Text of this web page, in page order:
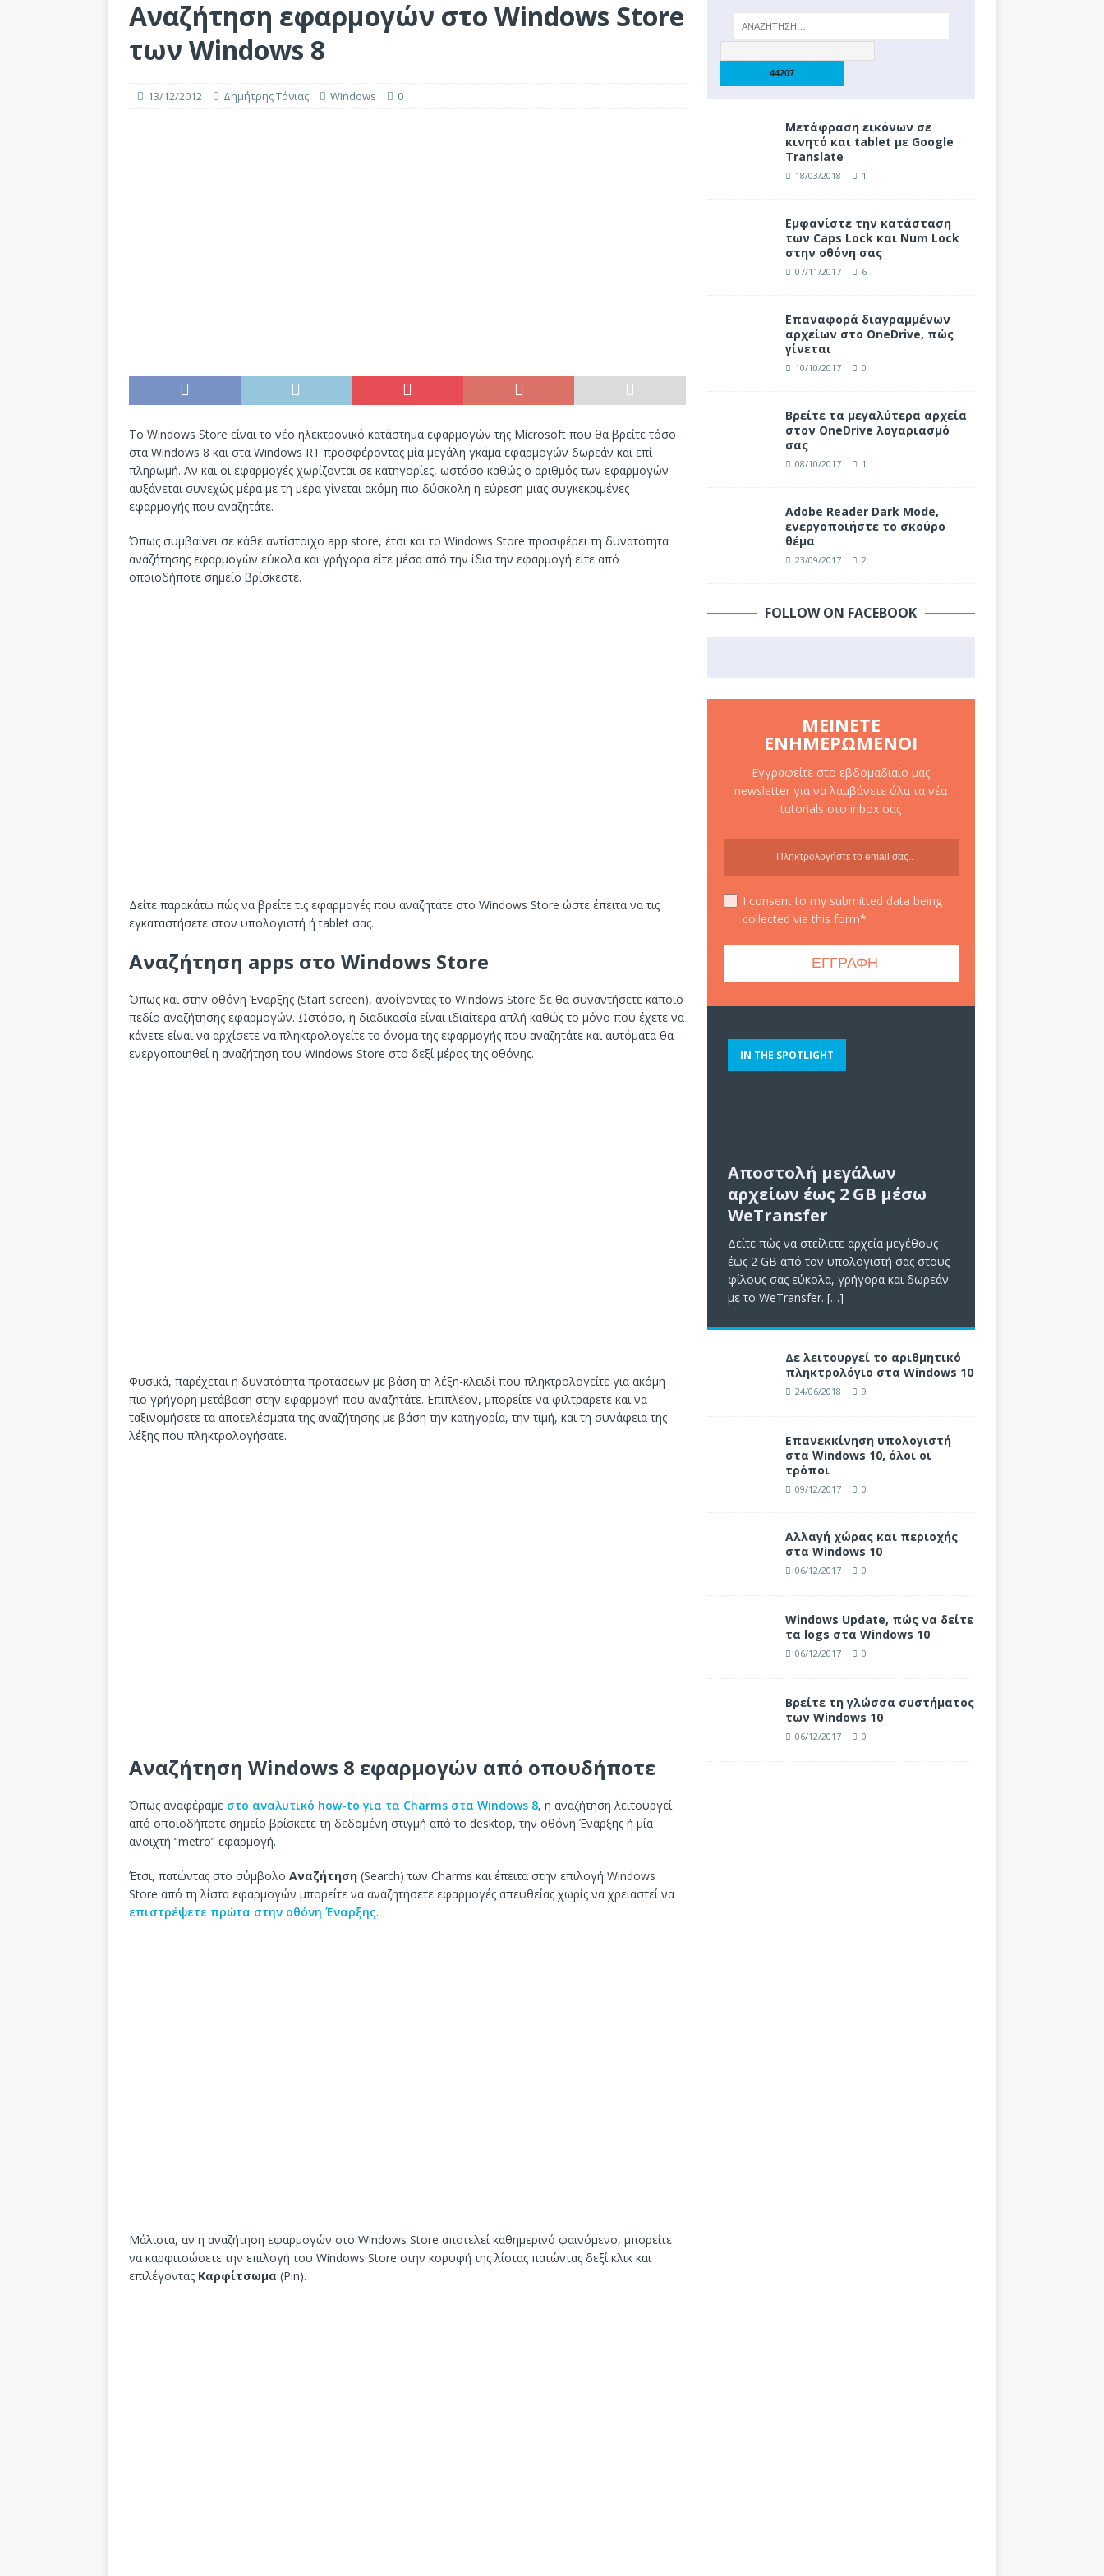
Αναζήτηση εφαρμογών στο Windows Store
των Windows 8
13/12/2012 Δημήτρης Τόνιας Windows 0
Το Windows Store είναι το νέο ηλεκτρονικό κατάστημα εφαρμογών της Microsoft που θα βρείτε τόσο
στα Windows 8 και στα Windows RT προσφέροντας μία μεγάλη γκάμα εφαρμογών δωρεάν και επί
πληρωμή. Αν και οι εφαρμογές χωρίζονται σε κατηγορίες, ωστόσο καθώς ο αριθμός των εφαρμογών
αυξάνεται συνεχώς μέρα με τη μέρα γίνεται ακόμη πιο δύσκολη η εύρεση μιας συγκεκριμένες
εφαρμογής που αναζητάτε.
Όπως συμβαίνει σε κάθε αντίστοιχο app store, έτσι και το Windows Store προσφέρει τη δυνατότητα
αναζήτησης εφαρμογών εύκολα και γρήγορα είτε μέσα από την ίδια την εφαρμογή είτε από
οποιοδήποτε σημείο βρίσκεστε.
Δείτε παρακάτω πώς να βρείτε τις εφαρμογές που αναζητάτε στο Windows Store ώστε έπειτα να τις
εγκαταστήσετε στον υπολογιστή ή tablet σας.
Αναζήτηση apps στο Windows Store
Όπως και στην οθόνη Έναρξης (Start screen), ανοίγοντας το Windows Store δε θα συναντήσετε κάποιο
πεδίο αναζήτησης εφαρμογών. Ωστόσο, η διαδικασία είναι ιδιαίτερα απλή καθώς το μόνο που έχετε να
κάνετε είναι να αρχίσετε να πληκτρολογείτε το όνομα της εφαρμογής που αναζητάτε και αυτόματα θα
ενεργοποιηθεί η αναζήτηση του Windows Store στο δεξί μέρος της οθόνης.
Φυσικά, παρέχεται η δυνατότητα προτάσεων με βάση τη λέξη-κλειδί που πληκτρολογείτε για ακόμη
πιο γρήγορη μετάβαση στην εφαρμογή που αναζητάτε. Επιπλέον, μπορείτε να φιλτράρετε και να
ταξινομήσετε τα αποτελέσματα της αναζήτησης με βάση την κατηγορία, την τιμή, και τη συνάφεια της
λέξης που πληκτρολογήσατε.
Αναζήτηση Windows 8 εφαρμογών από οπουδήποτε
Όπως αναφέραμε στο αναλυτικό how-to για τα Charms στα Windows 8, η αναζήτηση λειτουργεί
από οποιοδήποτε σημείο βρίσκετε τη δεδομένη στιγμή από το desktop, την οθόνη Έναρξης ή μία
ανοιχτή “metro” εφαρμογή.
Έτσι, πατώντας στο σύμβολο Αναζήτηση (Search) των Charms και έπειτα στην επιλογή Windows
Store από τη λίστα εφαρμογών μπορείτε να αναζητήσετε εφαρμογές απευθείας χωρίς να χρειαστεί να
επιστρέψετε πρώτα στην οθόνη Έναρξης.
Μάλιστα, αν η αναζήτηση εφαρμογών στο Windows Store αποτελεί καθημερινό φαινόμενο, μπορείτε
να καρφιτσώσετε την επιλογή του Windows Store στην κορυφή της λίστας πατώντας δεξί κλικ και
επιλέγοντας Καρφίτσωμα (Pin).
Μετάφραση εικόνων σε
κινητό και tablet με Google
Translate
18/03/2018 1
Eμφανίστε την κατάσταση
των Caps Lock και Num Lock
στην οθόνη σας
07/11/2017 6
Επαναφορά διαγραμμένων
αρχείων στο OneDrive, πώς
γίνεται
10/10/2017 0
Βρείτε τα μεγαλύτερα αρχεία
στον OneDrive λογαριασμό
σας
08/10/2017 1
Adobe Reader Dark Mode,
ενεργοποιήστε το σκούρο
θέμα
23/09/2017 2
FOLLOW ON FACEBOOK
ΜΕΊΝΕΤΕ
ΕΝΗΜΕΡΩΜΈΝΟΙ
Εγγραφείτε στο εβδομαδιαίο μας
newsletter για να λαμβάνετε όλα τα νέα
tutorials στο inbox σας
I consent to my submitted data being
collected via this form*
IN THE SPOTLIGHT
Αποστολή μεγάλων
αρχείων έως 2 GB μέσω
WeTransfer
Δείτε πώς να στείλετε αρχεία μεγέθους
έως 2 GB από τον υπολογιστή σας στους
φίλους σας εύκολα, γρήγορα και δωρεάν
με το WeTransfer. […]
Δε λειτουργεί το αριθμητικό
πληκτρολόγιο στα Windows 10
24/06/2018 9
Επανεκκίνηση υπολογιστή
στα Windows 10, όλοι οι
τρόποι
09/12/2017 0
Αλλαγή χώρας και περιοχής
στα Windows 10
06/12/2017 0
Windows Update, πώς να δείτε
τα logs στα Windows 10
06/12/2017 0
Βρείτε τη γλώσσα συστήματος
των Windows 10
06/12/2017 0